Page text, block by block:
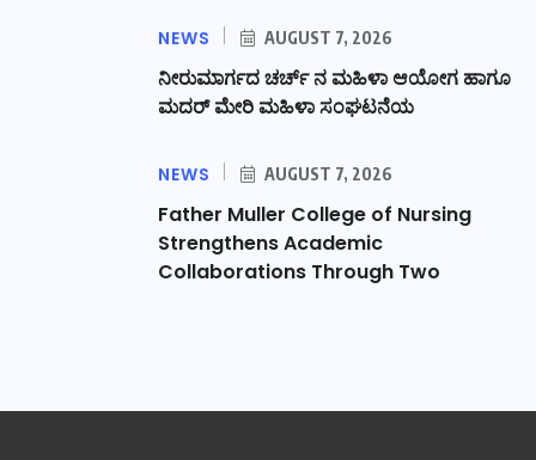
NEWS AUGUST 7, 2026
ನೀರುಮಾರ್ಗದ ಚರ್ಚ್ ನ ಮಹಿಳಾ ಆಯೋಗ ಹಾಗೂ
ಮದರ್ ಮೇರಿ ಮಹಿಳಾ ಸಂಘಟನೆಯ
NEWS AUGUST 7, 2026
Father Muller College of Nursing
Strengthens Academic
Collaborations Through Two